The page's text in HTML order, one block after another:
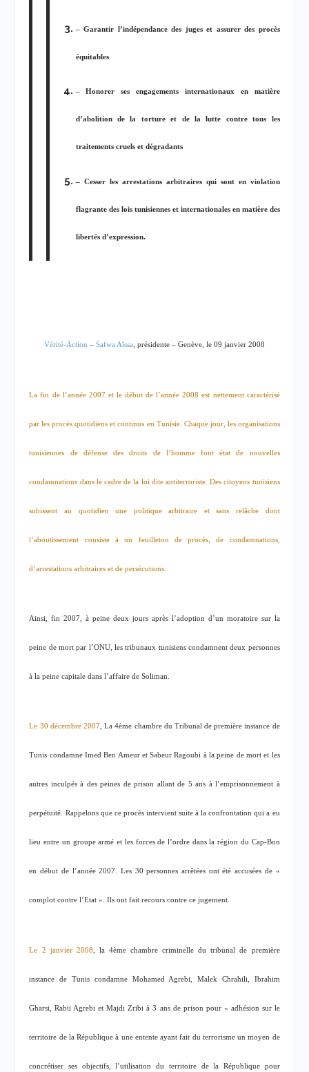
– Garantir l’indépendance des juges et assurer des procès
équitables
– Honorer ses engagements internationaux en matière
d’abolition de la torture et de la lutte contre tous les
traitements cruels et dégradants
– Cesser les arrestations arbitraires qui sont en violation
flagrante des lois tunisiennes et internationales en matière des
libertés d’expression.
Vérité-Action – Safwa Aïssa, présidente – Genève, le 09 janvier 2008
La fin de l’année 2007 et le début de l’année 2008 est nettement caractérisé
par les procès quotidiens et continus en Tunisie. Chaque jour, les organisations
tunisiennes de défense des droits de l’homme font état de nouvelles
condamnations dans le cadre de la loi dite antiterroriste. Des citoyens tunisiens
subissent au quotidien une politique arbitraire et sans relâche dont
l’aboutissement consiste à un feuilleton de procès, de condamnations,
d’arrestations arbitraires et de persécutions.
Ainsi, fin 2007, à peine deux jours après l’adoption d’un moratoire sur la
peine de mort par l’ONU, les tribunaux tunisiens condamnent deux personnes
à la peine capitale dans l’affaire de Soliman.
Le 30 décembre 2007, La 4ème chambre du Tribunal de première instance de
Tunis condamne Imed Ben Ameur et Sabeur Ragoubi à la peine de mort et les
autres inculpés à des peines de prison allant de 5 ans à l’emprisonnement à
perpétuité. Rappelons que ce procès intervient suite à la confrontation qui a eu
lieu entre un groupe armé et les forces de l’ordre dans la région du Cap-Bon
en début de l’année 2007. Les 30 personnes arrêtées ont été accusées de «
complot contre l’Etat ». Ils ont fait recours contre ce jugement.
Le 2 janvier 2008 , la 4ème chambre criminelle du tribunal de première
instance de Tunis condamne Mohamed Agrebi, Malek Chrahili, Ibrahim
Gharsi, Rabii Agrebi et Majdi Zribi à 3 ans de prison pour « adhésion sur le
territoire de la République à une entente ayant fait du terrorisme un moyen de
concrétiser ses objectifs, l’utilisation du territoire de la République pour